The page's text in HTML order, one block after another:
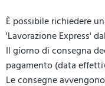
È possibile richiedere
'Lavorazione Express'
Il giorno di consegna
pagamento (data
Le consegne